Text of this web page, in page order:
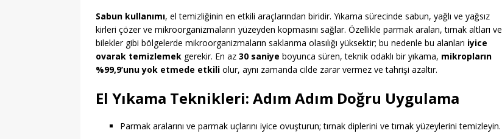
Sabun kullanımı, el temizliğinin en etkili araçlarından biridir. Yıkama sürecinde sabun, yağlı ve yağsız
kirleri çözer ve mikroorganizmaların yüzeyden kopmasını sağlar. Özellikle parmak araları, tırnak altları ve
bilekler gibi bölgelerde mikroorganizmaların saklanma olasılığı yüksektir; bu nedenle bu alanları iyice
ovarak temizlemek gerekir. En az 30 saniye boyunca süren, teknik odaklı bir yıkama, mikropların
%99,9’unu yok etmede etkili olur, aynı zamanda cilde zarar vermez ve tahrişi azaltır.
El Yıkama Teknikleri: Adım Adım Doğru Uygulama
Parmak aralarını ve parmak uçlarını iyice ovuşturun; tırnak diplerini ve tırnak yüzeylerini temizleyin.